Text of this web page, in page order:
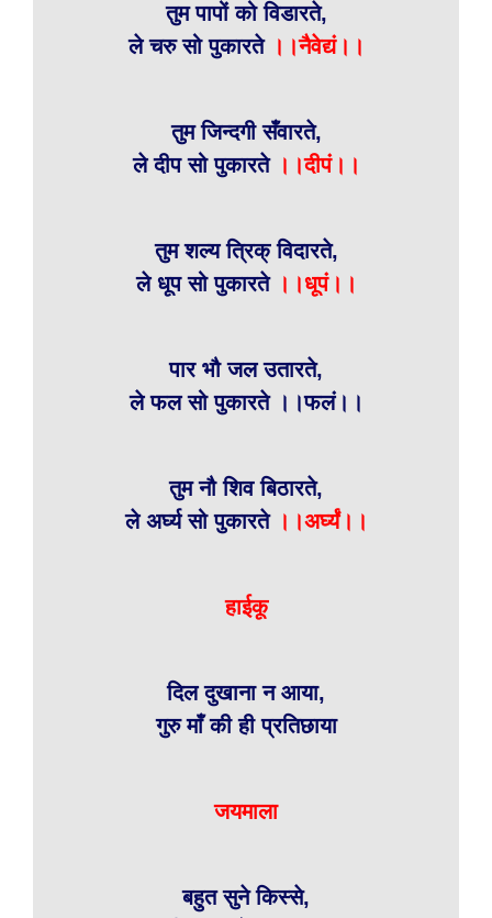
तुम पापों को विडारते,
ले चरु सो पुकारते ।।नैवेद्यं।।
तुम जिन्दगी सँवारते,
ले दीप सो पुकारते।।दीपं।।
तुम शल्य त्रिक् विदारते,
ले धूप सो पुकारते।।धूपं।।
पार भौ जल उतारते,
ले फल सो पुकारते ।।फलं।।
तुम नौ शिव बिठारते,
ले अर्घ्य सो पुकारते ।।अर्घ्यं।।
हाईकू
दिल दुखाना न आया,
गुरु माँ की ही प्रतिछाया
जयमाला
बहुत सुने किस्से,